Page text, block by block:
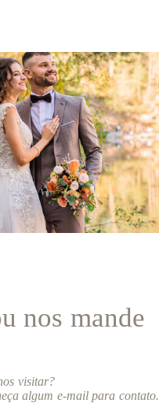
nos mande
visitar?
algum e-mail para contato.